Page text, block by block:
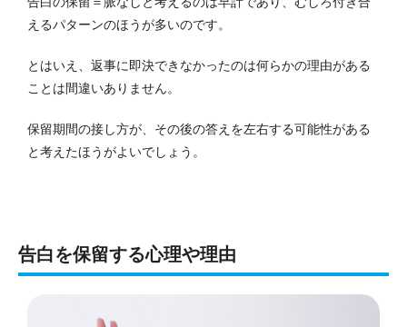
えるパターンのほうが多いのです。
とはいえ、返事に即決できなかったのは何らかの理由がある
ことは間違いありません。
保留期間の接し方が、その後の答えを左右する可能性がある
と考えたほうがよいでしょう。
告白を保留する心理や理由